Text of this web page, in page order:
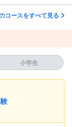
コースをすべて見る
小学生